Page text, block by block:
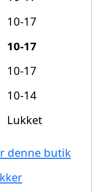
10-17
10-17
10-17
10-14
Lukket
denne butik